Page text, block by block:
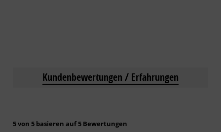
Kundenbewertungen / Erfahrungen
5 von 5 basieren auf 5 Bewertungen